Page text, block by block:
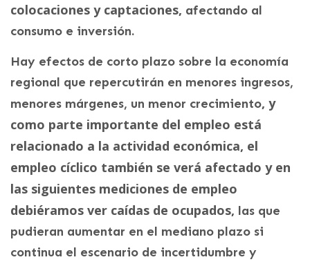
colocaciones y captaciones, afectando al
consumo e inversión.
Hay efectos de corto plazo sobre la economía
regional que repercutirán en menores ingresos,
menores márgenes, un menor crecimiento, y
como parte importante del empleo está
relacionado a la actividad económica, el
empleo cíclico también se verá afectado y en
las siguientes mediciones de empleo
debiéramos ver caídas de ocupados, las que
pudieran aumentar en el mediano plazo si
continua el escenario de incertidumbre y